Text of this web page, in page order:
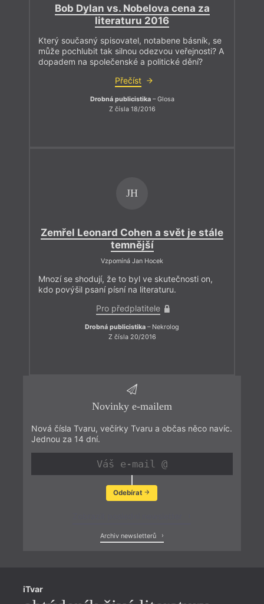
Bob Dylan vs. Nobelova cena za
literaturu 2016
Který současný spisovatel, notabene básník, se
může pochlubit tak silnou odezvou veřejnosti? A
dopadem na společenské a politické dění?
Přečíst
Drobná publicistika– Glosa
Z čísla 18/2016
JH
Zemřel Leonard Cohen a svět je stále
temnější
Vzpomíná Jan Hocek
Mnozí se shodují, že to byl ve skutečnosti on,
kdo povýšil psaní písní na literaturu.
Pro předplatitele
Drobná publicistika – Nekrolog
Z čísla 20/2016
Novinky e-mailem
Nová čísla Tvaru, večírky Tvaru a občas něco navíc.
Jednou za 14 dní.
Odebírat
Archiv newsletterů
iTvar